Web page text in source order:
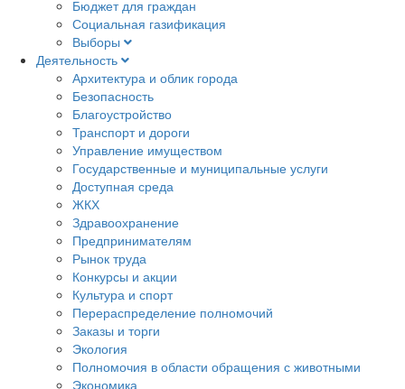
Бюджет для граждан
Социальная газификация
Выборы
Деятельность
Архитектура и облик города
Безопасность
Благоустройство
Транспорт и дороги
Управление имуществом
Государственные и муниципальные услуги
Доступная среда
ЖКХ
Здравоохранение
Предпринимателям
Рынок труда
Конкурсы и акции
Культура и спорт
Перераспределение полномочий
Заказы и торги
Экология
Полномочия в области обращения с животными
Экономика